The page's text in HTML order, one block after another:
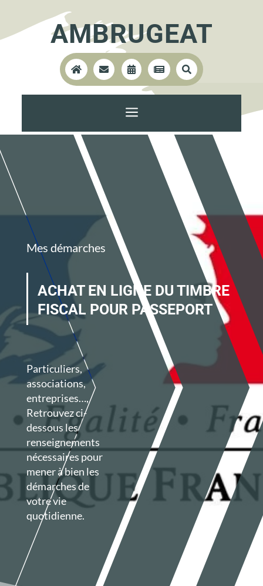
AMBRUGEAT
    
a
Mes démarches
ACHAT EN LIGNE DU TIMBRE
FISCAL POUR PASSEPORT
Particuliers,
associations,
entreprises…,
Retrouvez ci-
dessous les
renseignements
nécessaires pour
mener à bien les
démarches de
votre vie
quotidienne.